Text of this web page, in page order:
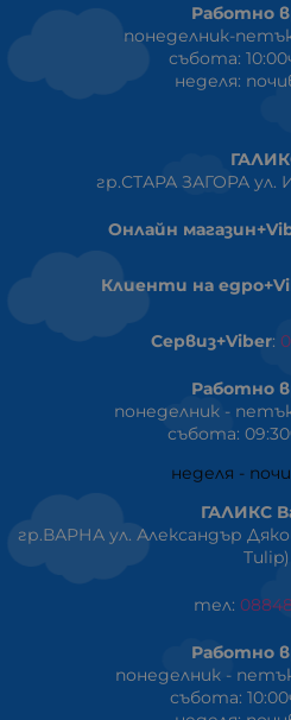
Работно
понеделник-
събота:
неделя:
гр.СТАРА ЗАГОРА ул.
Онлайн
Клиенти на
Сервиз+Viber:
Работно
понеделник -
събота:
неделя -
ГАЛИКС
гр.ВАРНА ул. Александър
Tulip)
тел:
Работно
понеделник -
събота: